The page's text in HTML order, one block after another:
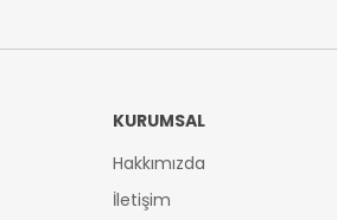
KURUMSAL
Hakkımızda
İletişim